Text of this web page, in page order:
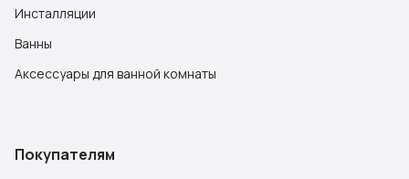
Инсталляции
Ванны
Аксессуары для ванной комнаты
Покупателям